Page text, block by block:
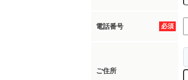
必須
電話番号
ご住所